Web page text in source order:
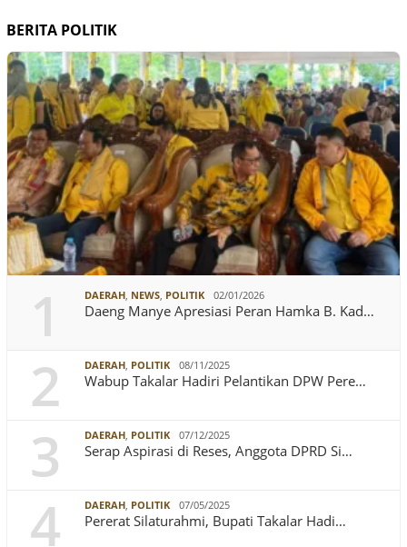
BERITA POLITIK
1 DAERAH, NEWS, POLITIK 02/01/2026
Daeng Manye Apresiasi Peran Hamka B. Kad…
2 DAERAH, POLITIK 08/11/2025
Wabup Takalar Hadiri Pelantikan DPW Pere…
3 DAERAH, POLITIK 07/12/2025
Serap Aspirasi di Reses, Anggota DPRD Si…
4 DAERAH, POLITIK 07/05/2025
Pererat Silaturahmi, Bupati Takalar Hadi…